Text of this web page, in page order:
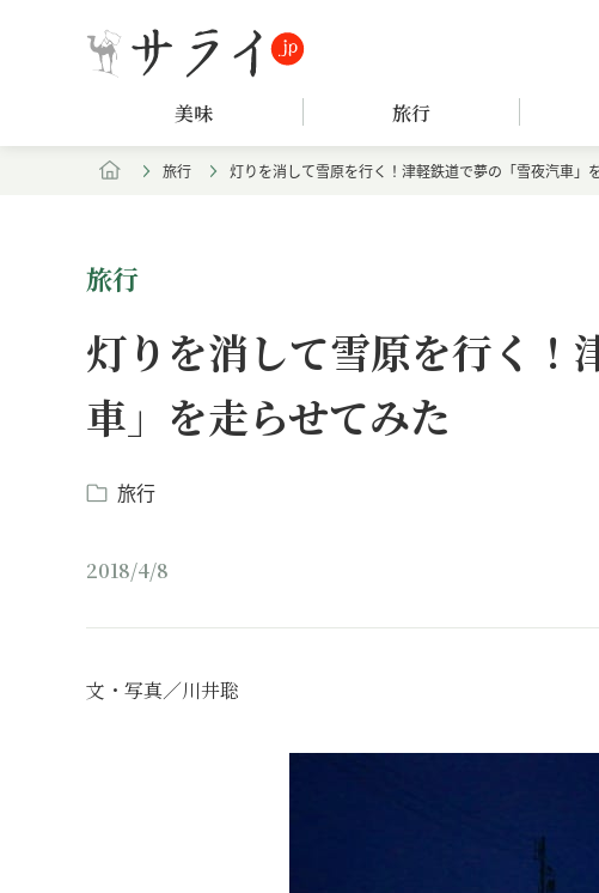
美味 旅行
旅行 灯りを消して雪原を行く！津軽鉄道で夢の「雪夜汽車」
旅行
灯りを消して雪原を行く！
車」を走らせてみた
旅行
2018/4/8
文・写真／川井聡